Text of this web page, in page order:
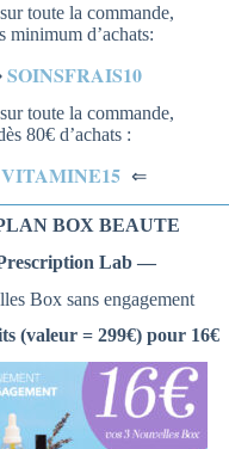
toute la commande,
minimum d’achats:
SOINSFRAIS10
toute la commande,
80€ d’achats :
VITAMINE15 ⇐
BOX BEAUTE
Lab —
Box sans engagement
(valeur = 299€) pour 16€